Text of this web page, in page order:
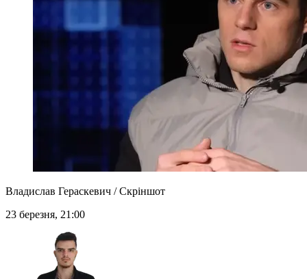
Владислав Гераскевич / Скріншот
23 березня, 21:00